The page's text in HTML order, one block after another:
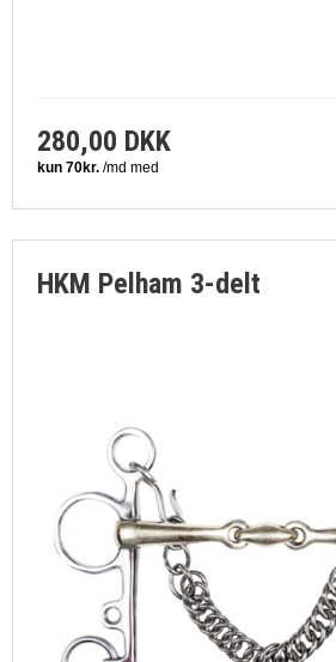
280,00 DKK
HKM Pelham 3-delt